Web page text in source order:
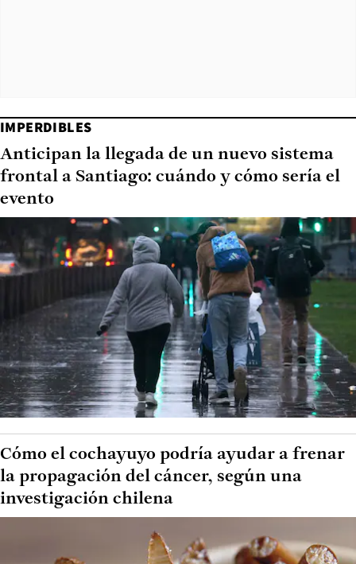
IMPERDIBLES
Anticipan la llegada de un nuevo sistema
frontal a Santiago: cuándo y cómo sería el
evento
Cómo el cochayuyo podría ayudar a frenar
la propagación del cáncer, según una
investigación chilena